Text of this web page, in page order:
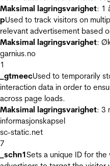
Maksimal lagringsvarighet: 1
pUsed to track visitors on
relevant advertisement based
Maksimal lagringsvarighet:
garnius.no
1
_gtmeecUsed to temporarily
interaction data in order to
across page loads.
Maksimal lagringsvarighet: 3
informasjonskapsel
sc-static.net
7
_schn1Sets a unique ID for